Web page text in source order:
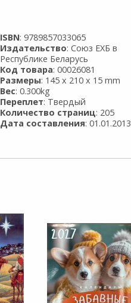
ISBN: 9789857033065
Издательство: Союз ЕХБ в
Республике Беларусь
Код товара: 00026081
Размеры: 145 x 210 x 15 mm
Вес: 0.300kg
Переплет: Твердый
Количество страниц: 205
Дата составления: 01.01.2013